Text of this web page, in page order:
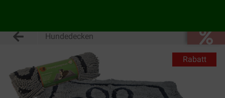
Hundedecken
Rabatt